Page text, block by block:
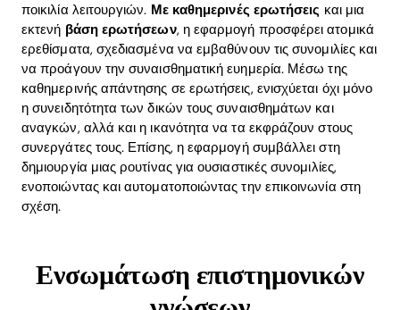
ποικιλία λειτουργιών. Με καθημερινές ερωτήσεις και μια
εκτενή βάση ερωτήσεων, η εφαρμογή προσφέρει ατομικά
ερεθίσματα, σχεδιασμένα να εμβαθύνουν τις συνομιλίες και
να προάγουν την συναισθηματική ευημερία. Μέσω της
καθημερινής απάντησης σε ερωτήσεις, ενισχύεται όχι μόνο
η συνειδητότητα των δικών τους συναισθημάτων και
αναγκών, αλλά και η ικανότητα να τα εκφράζουν στους
συνεργάτες τους. Επίσης, η εφαρμογή συμβάλλει στη
δημιουργία μιας ρουτίνας για ουσιαστικές συνομιλίες,
ενοποιώντας και αυτοματοποιώντας την επικοινωνία στη
σχέση.
Ενσωμάτωση επιστημονικών